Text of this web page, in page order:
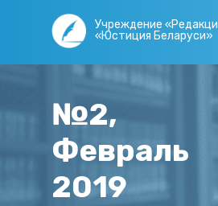
Учреждение
«Юстиция Беларуси»
№2,
Февраль
2019